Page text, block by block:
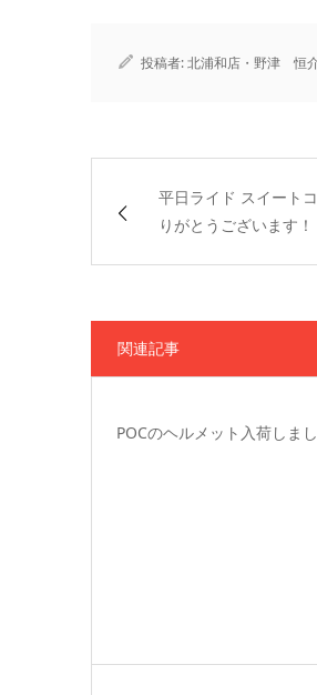
投稿者:北浦和店・野津 恒
平日ライド スイート
りがとうございます！
関連記事
POCのヘルメット入荷しま